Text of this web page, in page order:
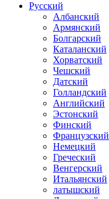
Русский
Албанский
Армянский
Болгарский
Каталанский
Хорватский
Чешский
Датский
Голландский
Английский
Эстонский
Финский
Французский
Немецкий
Греческий
Венгерский
Итальянский
латышский